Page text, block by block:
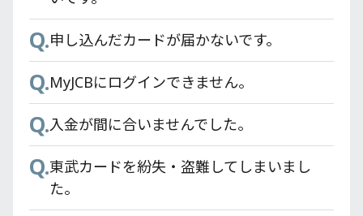
りますか？
できますか？
Q.東武カードアプリの利用環境は何ですか？
Q.登録情報の確認/変更をしたい。
Q.東武カードアプリは有料ですか？
Q. 東武カードアプリとTOBU POINTアプリの
違いについて教えてください。
Q.申し込んだカードが届かないです。
Q.MyJCBにログインできません。
Q.入金が間に合いませんでした。
Q.東武カードを紛失・盗難してしまいまし
た。